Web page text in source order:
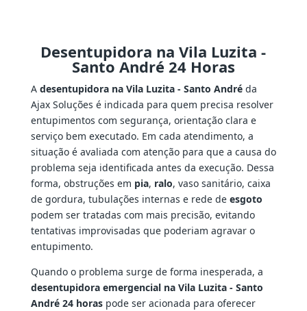
Desentupidora na Vila Luzita -
Santo André 24 Horas
A desentupidora na Vila Luzita - Santo Andréda
Ajax Soluções é indicada para quem precisa resolver
entupimentos com segurança, orientação clara e
serviço bem executado. Em cada atendimento, a
situação é avaliada com atenção para que a causa do
problema seja identificada antes da execução. Dessa
forma, obstruções em pia, ralo, vaso sanitário, caixa
de gordura, tubulações internas e rede de esgoto
podem ser tratadas com mais precisão, evitando
tentativas improvisadas que poderiam agravar o
entupimento.
Quando o problema surge de forma inesperada, a
desentupidora emergencial na Vila Luzita - Santo
André 24 horaspode ser acionada para oferecer